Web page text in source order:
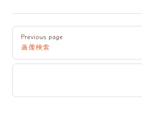
Pager
Previous page
画像検索